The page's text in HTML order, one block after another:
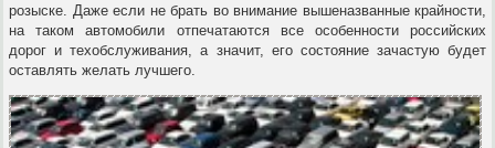
розыске. Даже если не брать во внимание вышеназванные крайности,
на таком автомобили отпечатаются все особенности российских
дорог и техобслуживания, а значит, его состояние зачастую будет
оставлять желать лучшего.